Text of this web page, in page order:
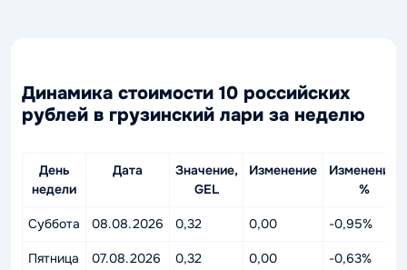
Динамика стоимости 10 российских
рублей в грузинский лари за неделю
День
недели
Дата
Значение,
GEL
Изменение
Изменение,
%
Суббота 08.08.2026 0,32 0,00 -0,95%
Пятница 07.08.2026 0,32 0,00 -0,63%